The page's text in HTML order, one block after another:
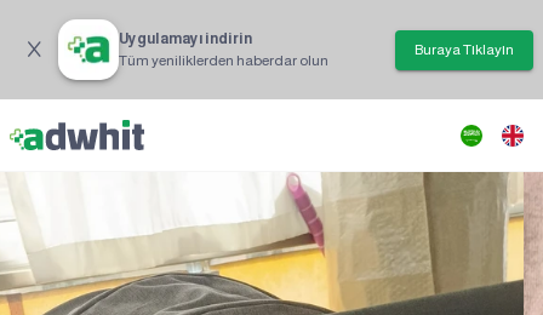
Uygulamayı indirin
Tüm yeniliklerden haberdar olun
Buraya Tıklayın